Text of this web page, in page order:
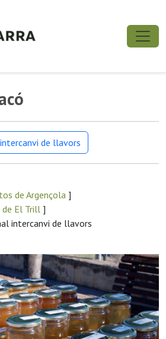
de llavors
de Argençola ]
El Trill ]
intercanvi de llavors